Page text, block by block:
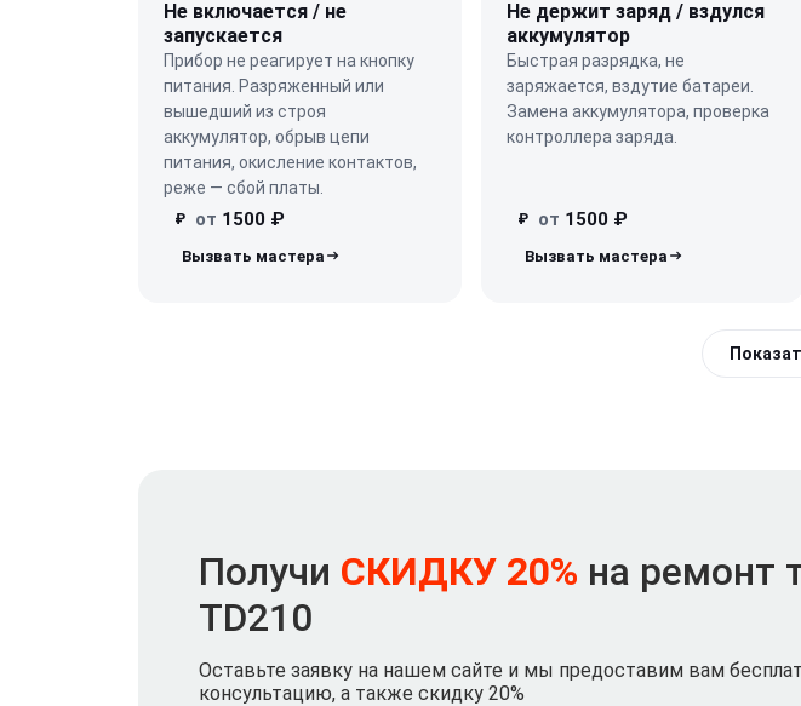
Не включается / не
запускается
Прибор не реагирует на кнопку
питания. Разряженный или
вышедший из строя
аккумулятор, обрыв цепи
питания, окисление контактов,
реже — сбой платы.
₽ от 1500 ₽
Не держит заряд / вздулся
аккумулятор
Быстрая разрядка, не
заряжается, вздутие батареи.
Замена аккумулятора, проверка
контроллера заряда.
₽ от 1500 ₽
Получи СКИДКУ 20% на ремонт
TD210
Оставьте заявку на нашем сайте и мы предоставим вам
консультацию, а также скидку 20%